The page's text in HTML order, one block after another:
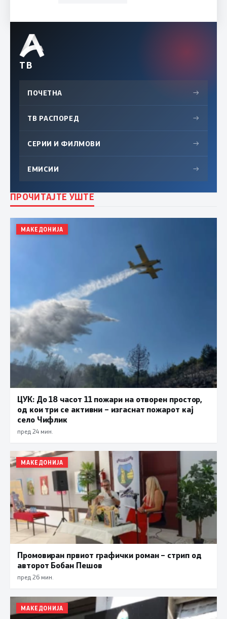
ТВ
ПОЧЕТНА →
ТВ РАСПОРЕД →
СЕРИИ И ФИЛМОВИ →
ЕМИСИИ →
ПРОЧИТАЈТЕ УШТЕ
МАКЕДОНИЈА
ЦУК: До 18 часот 11 пожари на отворен простор,
од кои три се активни – изгаснат пожарот кај
село Чифлик
пред 24 мин.
МАКЕДОНИЈА
Промовиран првиот графички роман – стрип од
авторот Бобан Пешов
пред 26 мин.
МАКЕДОНИЈА